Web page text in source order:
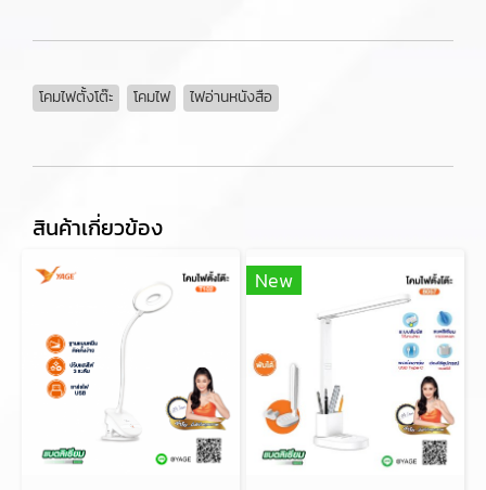
โคมไฟตั้งโต๊ะ โคมไฟ ไฟอ่านหนังสือ
สินค้าเกี่ยวข้อง
New